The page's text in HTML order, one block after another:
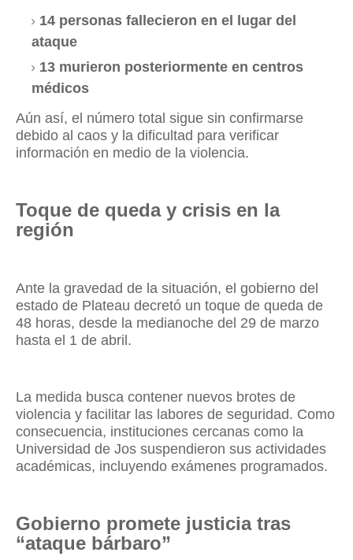
14 personas fallecieron en el lugar del
ataque
13 murieron posteriormente en centros
médicos
Aún así, el número total sigue sin confirmarse
debido al caos y la dificultad para verificar
información en medio de la violencia.
Toque de queda y crisis en la
región
Ante la gravedad de la situación, el gobierno del
estado de Plateau decretó un toque de queda de
48 horas, desde la medianoche del 29 de marzo
hasta el 1 de abril.
La medida busca contener nuevos brotes de
violencia y facilitar las labores de seguridad. Como
consecuencia, instituciones cercanas como la
Universidad de Jos suspendieron sus actividades
académicas, incluyendo exámenes programados.
Gobierno promete justicia tras
“ataque bárbaro”